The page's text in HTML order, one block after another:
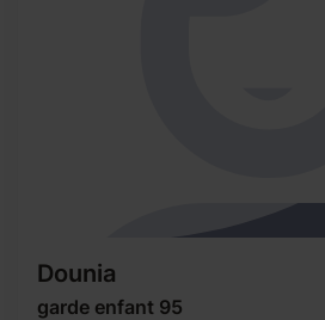
Dounia
garde enfant 95